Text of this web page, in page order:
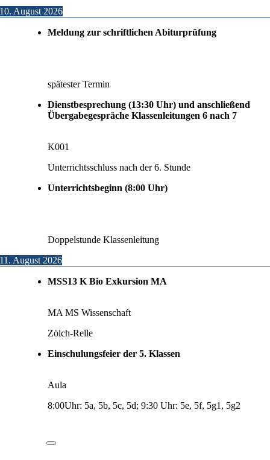
10. August 2026
Meldung zur schriftlichen Abiturprüfung
spätester Termin
Dienstbesprechung (13:30 Uhr) und anschließend
Übergabegespräche Klassenleitungen 6 nach 7
K001
Unterrichtsschluss nach der 6. Stunde
Unterrichtsbeginn (8:00 Uhr)
Doppelstunde Klassenleitung
11. August 2026
MSS13 K Bio Exkursion MA
MA MS Wissenschaft
Zölch-Relle
Einschulungsfeier der 5. Klassen
Aula
8:00Uhr: 5a, 5b, 5c, 5d; 9:30 Uhr: 5e, 5f, 5g1, 5g2